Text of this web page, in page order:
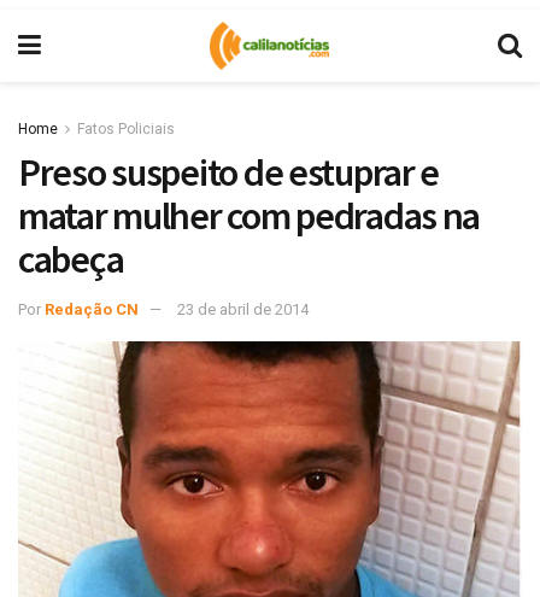
Home Fatos Policiais
Preso suspeito de estuprar e
matar mulher com pedradas na
cabeça
Por Redação CN 23 de abril de 2014